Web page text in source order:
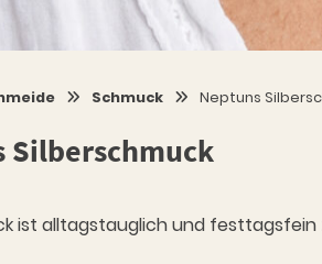
Schmuck Neptuns
Silberschmuck
ist alltagstauglich und festtagsfein